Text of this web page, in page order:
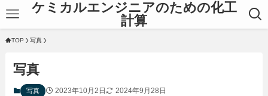
ケミカルエンジニアのための化工
計算
TOP 写真
写真
写真 2023年10月2日 2024年9月28日